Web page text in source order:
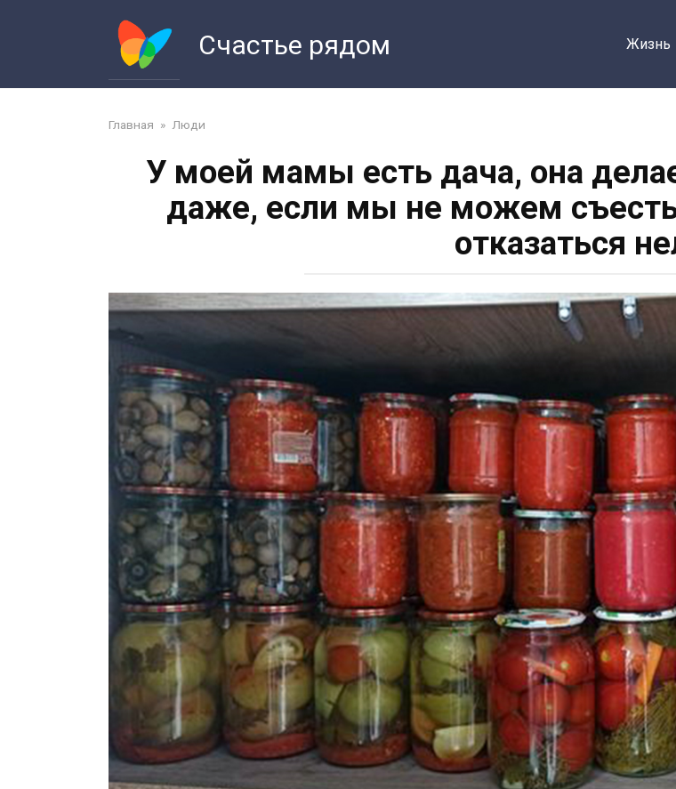
Счастье рядом Жизнь
Главная » Люди
У моей мамы есть дача, она
даже, если мы не можем съесть
отказаться